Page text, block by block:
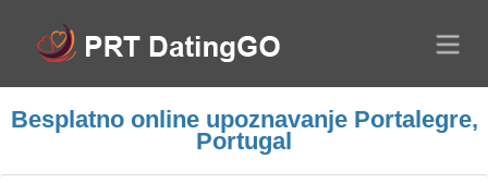
Besplatno online upoznavanje Portalegre,
Portugal